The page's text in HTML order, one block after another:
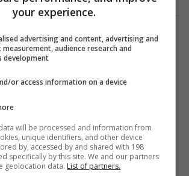
Términos y condiciones
Política de Privacidad
your experience.
advertising and content, advertising and
audience research and
development
or access information on a device
will be processed and information from
unique identifiers, and other device
by, accessed by and shared with 198
specifically by this site. We and our partners
geolocation data. List of partners.